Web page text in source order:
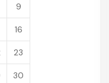
9
16
23
30